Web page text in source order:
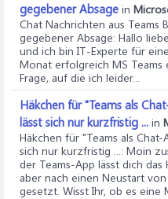
gegebener Absage in
Chat Nachrichten aus
gegebener Absage: Hallo
und ich bin IT-Experte für
Monat erfolgreich MS
Frage, auf die ich leider...
Häkchen für "Teams als
lässt sich nur kurzfristig ... in
Häkchen für "Teams als
sich nur kurzfristig ...: Moin
der Teams-App lässt dich
aber nach einen Neustart
gesetzt. Wisst Ihr, ob es eine